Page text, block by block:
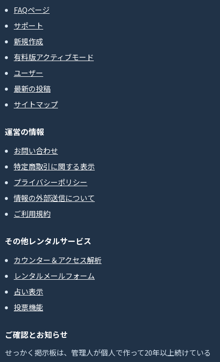
FAQページ
サポート
新規作成
有料版アクティブモード
ユーザー
最新の投稿
サイトマップ
運営の情報
お問い合わせ
特定商取引に関する表示
プライバシーポリシー
情報の外部送信について
ご利用規約
その他レンタルサービス
カウンター＆アクセス解析
レンタルメールフォーム
占い表示
投票機能
ご確認とお知らせ
せっかく掲示板は、管理人が個人で作って20年以上続けている